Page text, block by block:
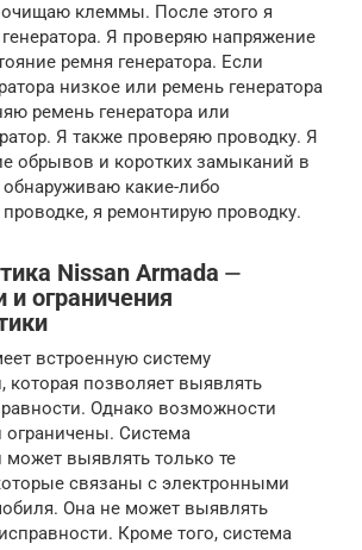
очищаю клеммы. После этого я
Я проверяю напряжение
ремня генератора. Если
низкое или ремень генератора
ремень генератора или
Я также проверяю проводку. Я
обрывов и коротких замыканий в
какие-либо
я ремонтирую проводку.
Nissan Armada ⏤
ограничения
встроенную систему
которая позволяет выявлять
Однако возможности
ограничены. Система
может выявлять только те
связаны с электронными
Она не может выявлять
Кроме того, система